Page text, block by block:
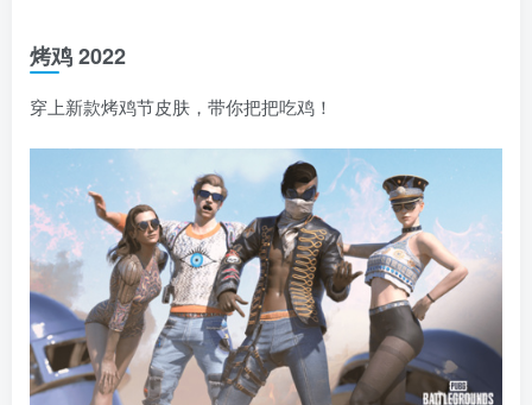
烤鸡 2022
穿上新款烤鸡节皮肤，带你把把吃鸡！